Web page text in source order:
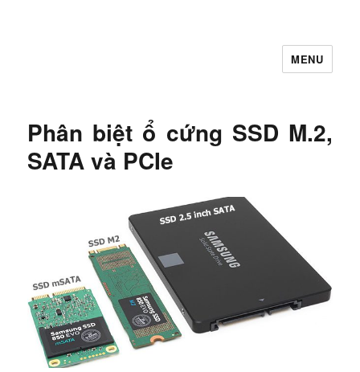
MENU
Phân biệt ổ cứng SSD M.2,
SATA và PCIe